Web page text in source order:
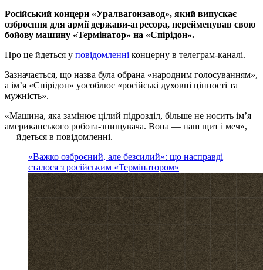
Російський концерн «Уралвагонзавод», який випускає
озброєння для армії держави-агресора, перейменував свою
бойову машину «Термінатор» на «Спірідон».
Про це йдеться у повідомленні концерну в телеграм-каналі.
Зазначається, що назва була обрана «народним голосуванням»,
а ім’я «Спірідон» уособлює «російські духовні цінності та
мужність».
«Машина, яка замінює цілий підрозділ, більше не носить ім’я
американського робота-знищувача. Вона — наш щит і меч»,
— йдеться в повідомленні.
«Важко озброєний, але безсилий»: що насправді
сталося з російським «Термінатором»